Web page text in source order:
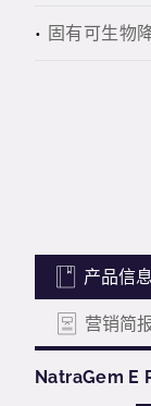
固有可生物
产品信息
营销简
NatraGem E